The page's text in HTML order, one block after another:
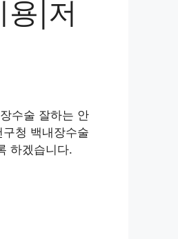
|저
수술 잘하는 안
청 백내장수술
하겠습니다.